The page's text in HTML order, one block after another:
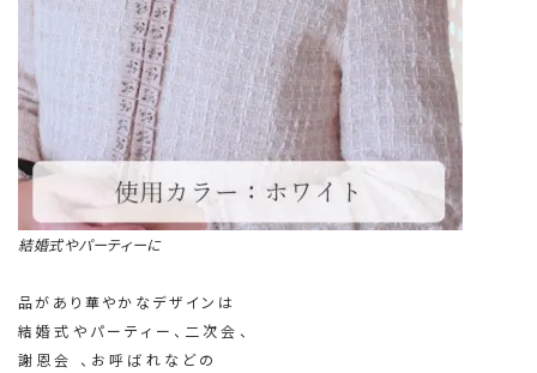
結婚式やパーティーに
品があり華やかなデザインは
結婚式やパーティー、二次会、
謝恩会 、お呼ばれなどの